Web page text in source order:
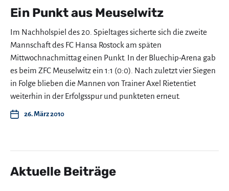
Ein Punkt aus Meuselwitz
Im Nachholspiel des 20. Spieltages sicherte sich die zweite
Mannschaft des FC Hansa Rostock am späten
Mittwochnachmittag einen Punkt. In der Bluechip-Arena gab
es beim ZFC Meuselwitz ein 1:1 (0:0). Nach zuletzt vier Siegen
in Folge blieben die Mannen von Trainer Axel Rietentiet
weiterhin in der Erfolgsspur und punkteten erneut.
26. März 2010
Aktuelle Beiträge